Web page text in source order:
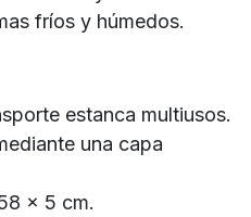
fríos y húmedos.
estanca multiusos.
una capa
x 5 cm.